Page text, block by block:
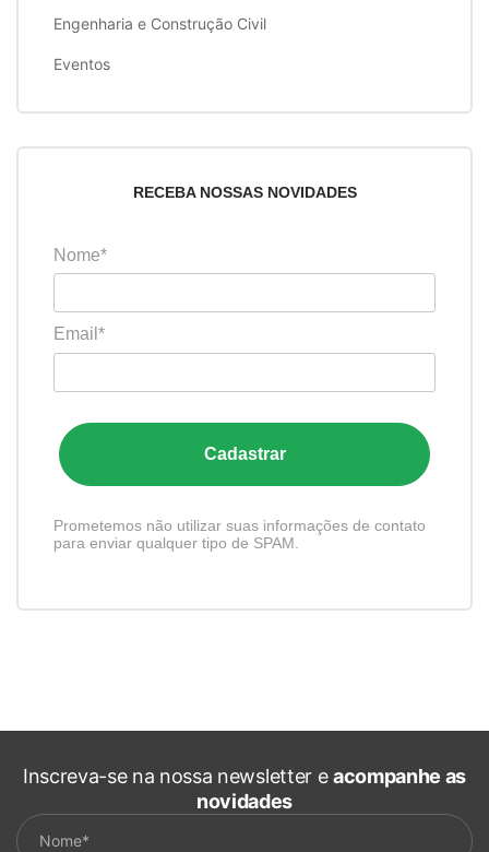
Engenharia e Construção Civil
Eventos
RECEBA NOSSAS NOVIDADES
Nome*
Email*
Cadastrar
Prometemos não utilizar suas informações de contato
para enviar qualquer tipo de SPAM.
Inscreva-se na nossa newsletter eacompanhe as
novidades